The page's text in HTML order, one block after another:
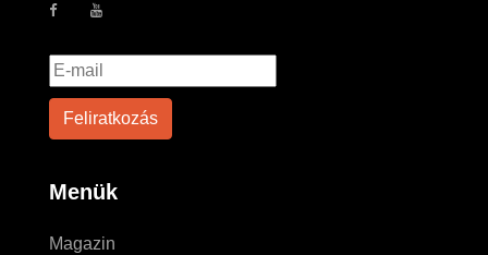
Menük
Magazin